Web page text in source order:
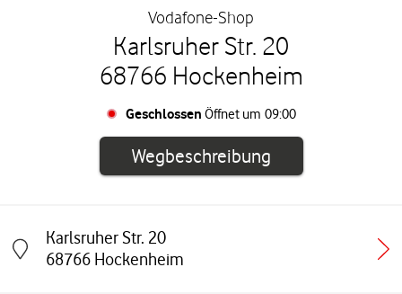
Vodafone-Shop
Karlsruher Str. 20
68766 Hockenheim
Geschlossen Öffnet um 09:00
WegbeschreibungLink öffnet in
Karlsruher Str. 20
68766 Hockenheim
Link öffnet in einem neuen Tab